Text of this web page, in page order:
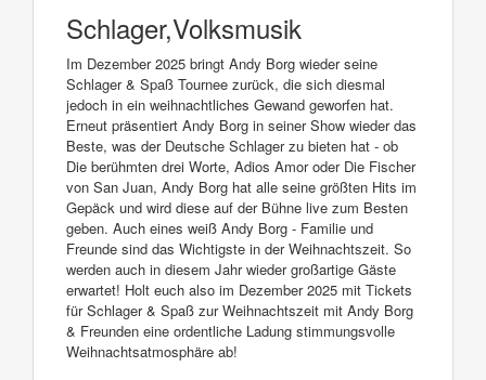
Schlager,Volksmusik
Im Dezember 2025 bringt Andy Borg wieder seine
Schlager & Spaß Tournee zurück, die sich diesmal
jedoch in ein weihnachtliches Gewand geworfen hat.
Erneut präsentiert Andy Borg in seiner Show wieder das
Beste, was der Deutsche Schlager zu bieten hat - ob
Die berühmten drei Worte, Adios Amor oder Die Fischer
von San Juan, Andy Borg hat alle seine größten Hits im
Gepäck und wird diese auf der Bühne live zum Besten
geben. Auch eines weiß Andy Borg - Familie und
Freunde sind das Wichtigste in der Weihnachtszeit. So
werden auch in diesem Jahr wieder großartige Gäste
erwartet! Holt euch also im Dezember 2025 mit Tickets
für Schlager & Spaß zur Weihnachtszeit mit Andy Borg
& Freunden eine ordentliche Ladung stimmungsvolle
Weihnachtsatmosphäre ab!